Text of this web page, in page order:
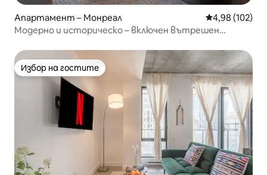
Апартамент – Монреал Средна
4,98 (102)
Модерно и историческо – включен вътрешен
Избор на гостите
Избор на гостите